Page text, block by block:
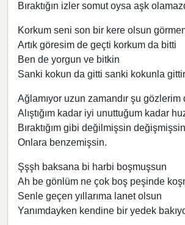
Bıraktığın izler somut oysa aşk
Korkum seni son bir kere olsun
Artık göresim de geçti korkum da bitti
Ben de yorgun ve bitkin
Sanki kokun da gitti sanki kokunla
Ağlamıyor uzun zamandır şu gözlerim
Alıştığım kadar iyi unuttuğum kadar
Bıraktığım gibi değilmişsin değişmişsin
Onlara benzemişsin.
Şşşh baksana bi harbi boşmuşsun
Ah be gönlüm ne çok boş peşinde
Senle geçen yıllarıma lanet olsun
Yanımdayken kendine bir yedek